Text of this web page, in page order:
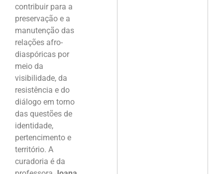
contribuir para a
preservação e a
manutenção das
relações afro-
diaspóricas por
meio da
visibilidade, da
resistência e do
diálogo em torno
das questões de
identidade,
pertencimento e
território. A
curadoria é da